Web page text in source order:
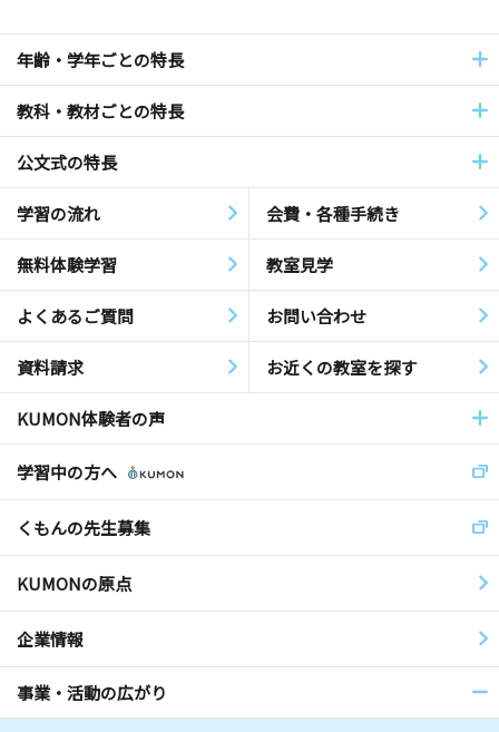
年齢・学年ごとの特長
教科・教材ごとの特長
公文式の特長
学習の流れ 会費・各種手続き
無料体験学習 教室見学
よくあるご質問 お問い合わせ
資料請求 お近くの教室を探す
KUMON体験者の声
学習中の方へ
くもんの先生募集
KUMONの原点
企業情報
事業・活動の広がり